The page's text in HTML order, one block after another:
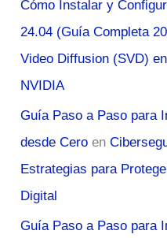
Cómo Instalar y
24.04 (Guía Completa
Video Diffusion (SVD)
NVIDIA
Guía Paso a Paso para
desde Cero en
Estrategias para
Digital
Guía Paso a Paso para